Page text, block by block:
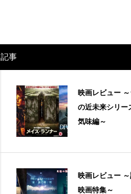
事
映画レビュー
の近未来シリー
気味編～
映画レビュー
映画特集～
画レビュー ～設定出オチのわけ
映画「壁の女」～